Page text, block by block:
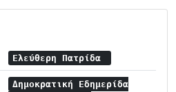
Ελεύθερη Πατρίδα
Δημοκρατική Εδημερίδα